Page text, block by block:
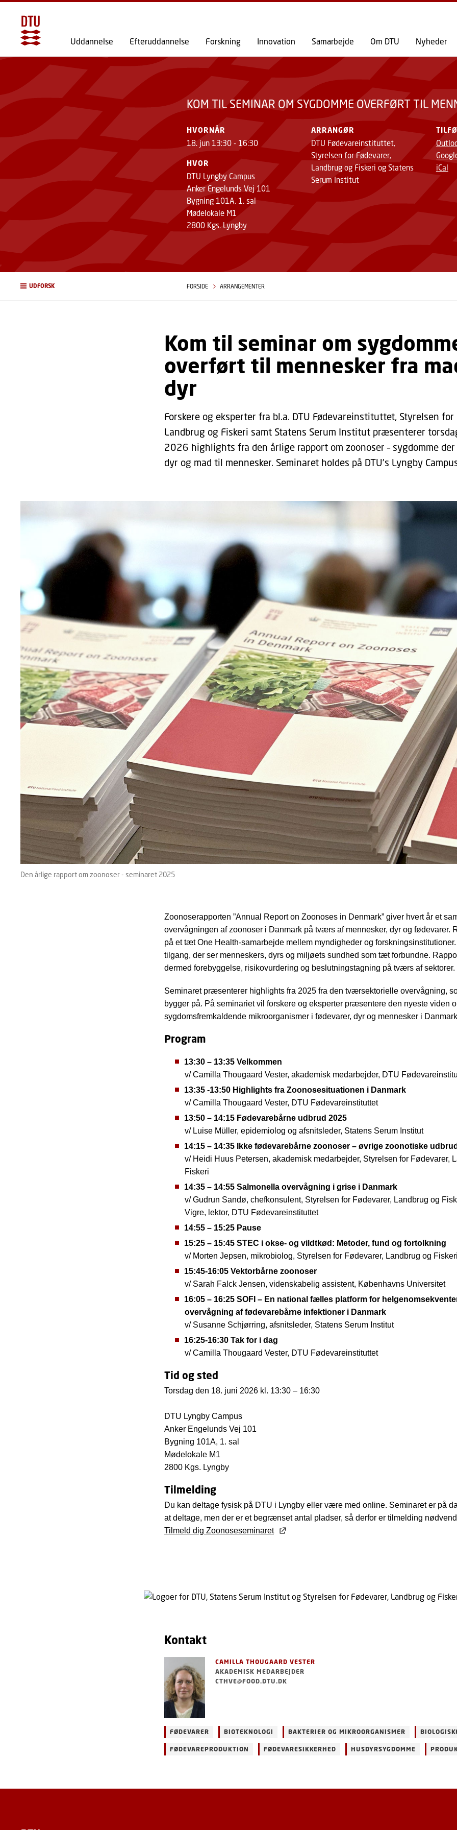
GÅ TIL PRIMÆRT INDHOLD (TRYK ENTER).
Uddannelse Efteruddannelse Forskning Innovation Samarbejde Om DTU Nyheder
KOM TIL SEMINAR OM SYGDOMME OVERFØRT TIL MENNESKER FRA MAD OG DYR
KOM TIL SEMINAR OM SYGDOMME OVERFØRT TIL
HVORNÅR
18. jun 13:30 - 16:30
HVOR
DTU Lyngby Campus
Anker Engelunds Vej 101
Bygning 101A, 1. sal
Mødelokale M1
2800 Kgs. Lyngby
ARRANGØR
DTU Fødevareinstituttet,
Styrelsen for Fødevarer,
Landbrug og Fiskeri og Statens
Serum Institut
iCal
UDFORSK FORSIDE ARRANGEMENTER
Kom til seminar om
overført til mennesker fra
dyr
Forskere og eksperter fra bl.a. DTU Fødevareinstituttet, Styrelsen for
Landbrug og Fiskeri samt Statens Serum Institut præsenterer
2026 highlights fra den årlige rapport om zoonoser – sygdomme
dyr og mad til mennesker. Seminaret holdes på DTU’s Lyngby
Den årlige rapport om zoonoser - seminaret 2025
Zoonoserapporten ”Annual Report on Zoonoses in Denmark” giver hvert år et
overvågningen af zoonoser i Danmark på tværs af mennesker, dyr og fødevarer.
på et tæt One Health-samarbejde mellem myndigheder og
tilgang, der ser menneskers, dyrs og miljøets sundhed som tæt forbundne.
dermed forebyggelse, risikovurdering og beslutningstagning på tværs af sektorer.
Seminaret præsenterer highlights fra 2025 fra den tværsektorielle overvågning,
bygger på. På seminariet vil forskere og eksperter præsentere den nyeste viden
sygdomsfremkaldende mikroorganismer i fødevarer, dyr og mennesker i
Program
13:30 – 13:35 Velkommen
v/ Camilla Thougaard Vester, akademisk medarbejder, DTU
13:35 -13:50 Highlights fra Zoonosesituationen i Danmark
v/ Camilla Thougaard Vester, DTU Fødevareinstituttet
13:50 – 14:15 Fødevarebårne udbrud 2025
v/ Luise Müller, epidemiolog og afsnitsleder, Statens Serum Institut
14:15 – 14:35 Ikke fødevarebårne zoonoser – øvrige zoonotiske
v/ Heidi Huus Petersen, akademisk medarbejder, Styrelsen for Fødevarer,
Fiskeri
14:35 – 14:55 Salmonella overvågning i grise i Danmark
v/ Gudrun Sandø, chefkonsulent, Styrelsen for Fødevarer, Landbrug og
Vigre, lektor, DTU Fødevareinstituttet
14:55 – 15:25 Pause
15:25 – 15:45 STEC i okse- og vildtkød: Metoder, fund og fortolkning
v/ Morten Jepsen, mikrobiolog, Styrelsen for Fødevarer, Landbrug og
15:45-16:05 Vektorbårne zoonoser
v/ Sarah Falck Jensen, videnskabelig assistent, Københavns Universitet
16:05 – 16:25 SOFI – En national fælles platform for
overvågning af fødevarebårne infektioner i Danmark
v/ Susanne Schjørring, afsnitsleder, Statens Serum Institut
16:25-16:30 Tak for i dag
v/ Camilla Thougaard Vester, DTU Fødevareinstituttet
Tid og sted
Torsdag den 18. juni 2026 kl. 13:30 – 16:30
DTU Lyngby Campus
Anker Engelunds Vej 101
Bygning 101A, 1. sal
Mødelokale M1
2800 Kgs. Lyngby
Tilmelding
Du kan deltage fysisk på DTU i Lyngby eller være med online. Seminaret er på
at deltage, men der er et begrænset antal pladser, så derfor er tilmelding
Tilmeld dig Zoonoseseminaret
Kontakt
CAMILLA THOUGAARD VESTER
AKADEMISK MEDARBEJDER
CTHVE@FOOD.DTU.DK
FØDEVARER BIOTEKNOLOGI BAKTERIER OG MIKROORGANISMER
FØDEVAREPRODUKTION FØDEVARESIKKERHED HUSDYRSYGDOMME